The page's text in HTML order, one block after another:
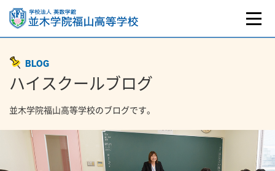
BLOG
ハイスクールブログ
並木学院福山高等学校のブログです。